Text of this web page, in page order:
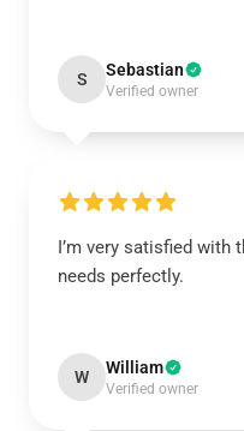
S Sebastian
Verified owner
I’m very satisfied
needs perfectly.
W William
Verified owner